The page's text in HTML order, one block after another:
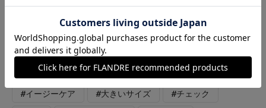
います。1枚で着ても主役になれるワンピースですが、ジャケッ
トを羽織るとフォーマルなシーンでもお使いいただけます。
#ワンピース #ジャケット
#デート #食事会 #ウォッシャブル
#イージーケア #大きいサイズ #チェック